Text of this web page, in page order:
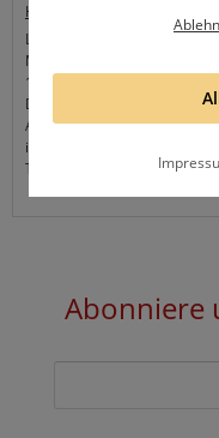
Hersteller
Lovenails
Max-Steinke-Str. 36
13086 Berlin
Deutschland
Ansprechpartner: P. Koch
info@lovenails-shop.de
Tel: (0)30-74785225
Abonniere